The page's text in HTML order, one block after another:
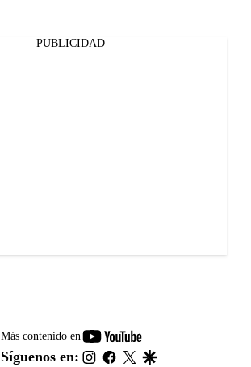
PUBLICIDAD
Más contenido en
youtube-
footer
Síguenos en: instagram
facebook
twitter